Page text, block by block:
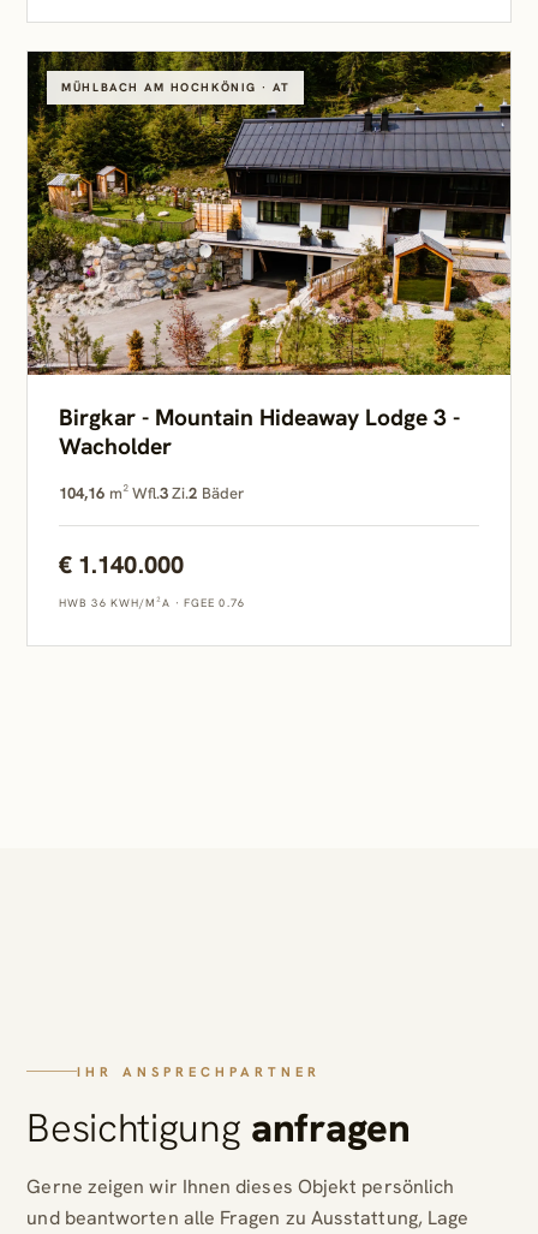
MÜHLBACH AM HOCHKÖNIG · AT
Birgkar - Mountain Hideaway Lodge 3 -
Wacholder
104,16 m² Wfl.3Zi.2 Bäder
€ 1.140.000
HWB 36 KWH/M²A · FGEE 0.76
IHR ANSPRECHPARTNER
Besichtigung anfragen
Gerne zeigen wir Ihnen dieses Objekt persönlich
und beantworten alle Fragen zu Ausstattung, Lage